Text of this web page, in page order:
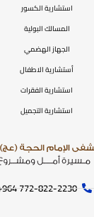
772-822-2230‏ 964+
استشارية الكسور
المسالك البولية
الجهاز الهضمي
أستشارية الاطفال
استشارية الفقرات
استشارية التجميل